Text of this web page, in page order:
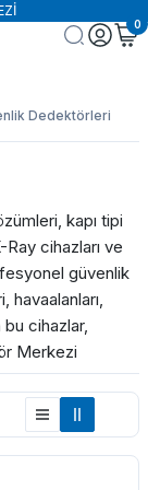
0
Dedektörleri
kapı tipi
cihazları ve
güvenlik
cihazlar,
Merkezi
hırsızlık
Aksesuarları
Tarama Sistemleri
Ray Sistemleri
Tarama
Sistemleri